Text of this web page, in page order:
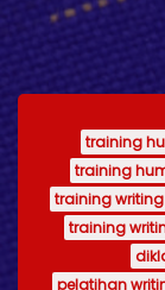
t
training
training
training
training
pelatihan